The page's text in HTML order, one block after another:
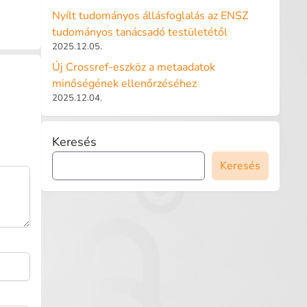
Nyílt tudományos állásfoglalás az ENSZ
tudományos tanácsadó testületétől
2025.12.05.
Új Crossref-eszköz a metaadatok
minőségének ellenőrzéséhez
2025.12.04.
Keresés
Keresés